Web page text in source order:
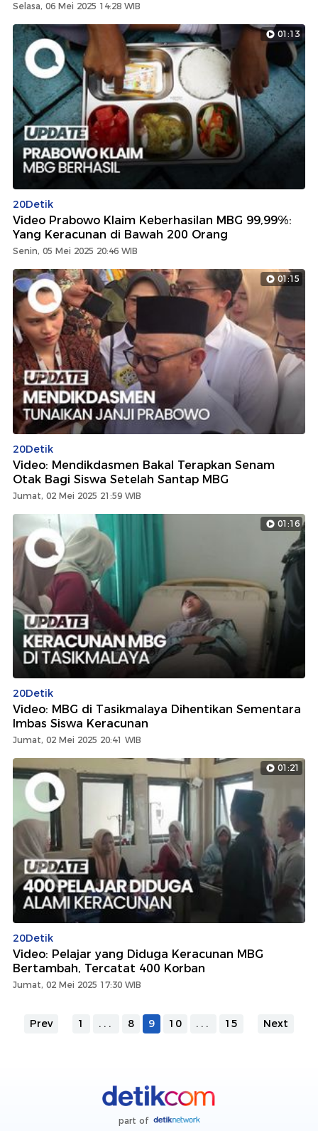
Selasa, 06 Mei 2025 14:28 WIB
01:13
20Detik
Video Prabowo Klaim Keberhasilan MBG 99,99%:
Yang Keracunan di Bawah 200 Orang
Senin, 05 Mei 2025 20:46 WIB
01:15
20Detik
Video: Mendikdasmen Bakal Terapkan Senam
Otak Bagi Siswa Setelah Santap MBG
Jumat, 02 Mei 2025 21:59 WIB
01:16
20Detik
Video: MBG di Tasikmalaya Dihentikan Sementara
Imbas Siswa Keracunan
Jumat, 02 Mei 2025 20:41 WIB
01:21
20Detik
Video: Pelajar yang Diduga Keracunan MBG
Bertambah, Tercatat 400 Korban
Jumat, 02 Mei 2025 17:30 WIB
Prev 1 ... 8 9 10 ... 15 Next
part of